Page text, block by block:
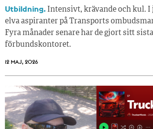
Utbildning. Intensivt, krävande och kul. I
elva aspiranter på Transports
Fyra månader senare har de gjort sitt
förbundskontoret.
12 MAJ, 2026